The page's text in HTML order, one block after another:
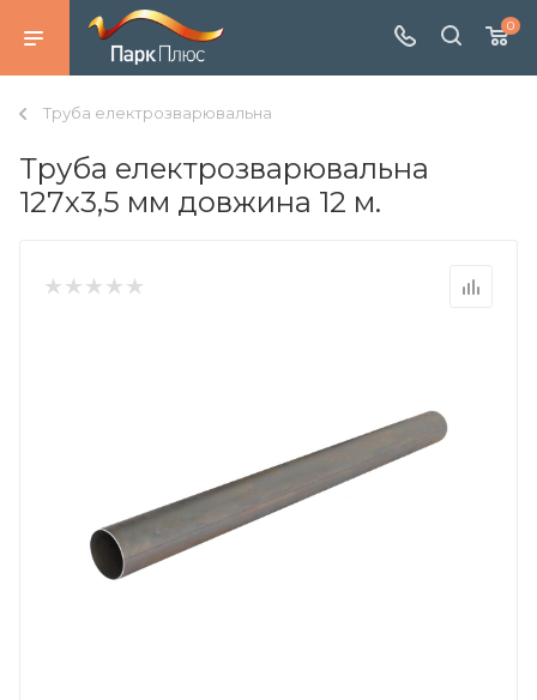
0
Труба електрозварювальна
Труба електрозварювальна
127х3,5 мм довжина 12 м.